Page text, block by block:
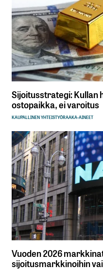
Sijoitusstrategi: Kullan
ostopaikka, ei varoitus
KAUPALLINEN YHTEISTYÖRAAKA-AINEET
Vuoden 2026
sijoitusmarkkinoihin